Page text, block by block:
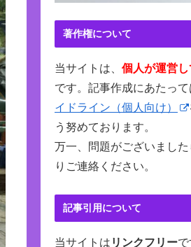
著作権について
当サイトは、 個人が運営
です。記事作成にあたって
イドライン（個人向け）
う努めております。
万一、問題がございました
りご連絡ください。
記事引用について
当サイトは リンクフリー